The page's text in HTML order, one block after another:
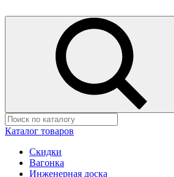
Каталог товаров
Скидки
Вагонка
Инженерная доска